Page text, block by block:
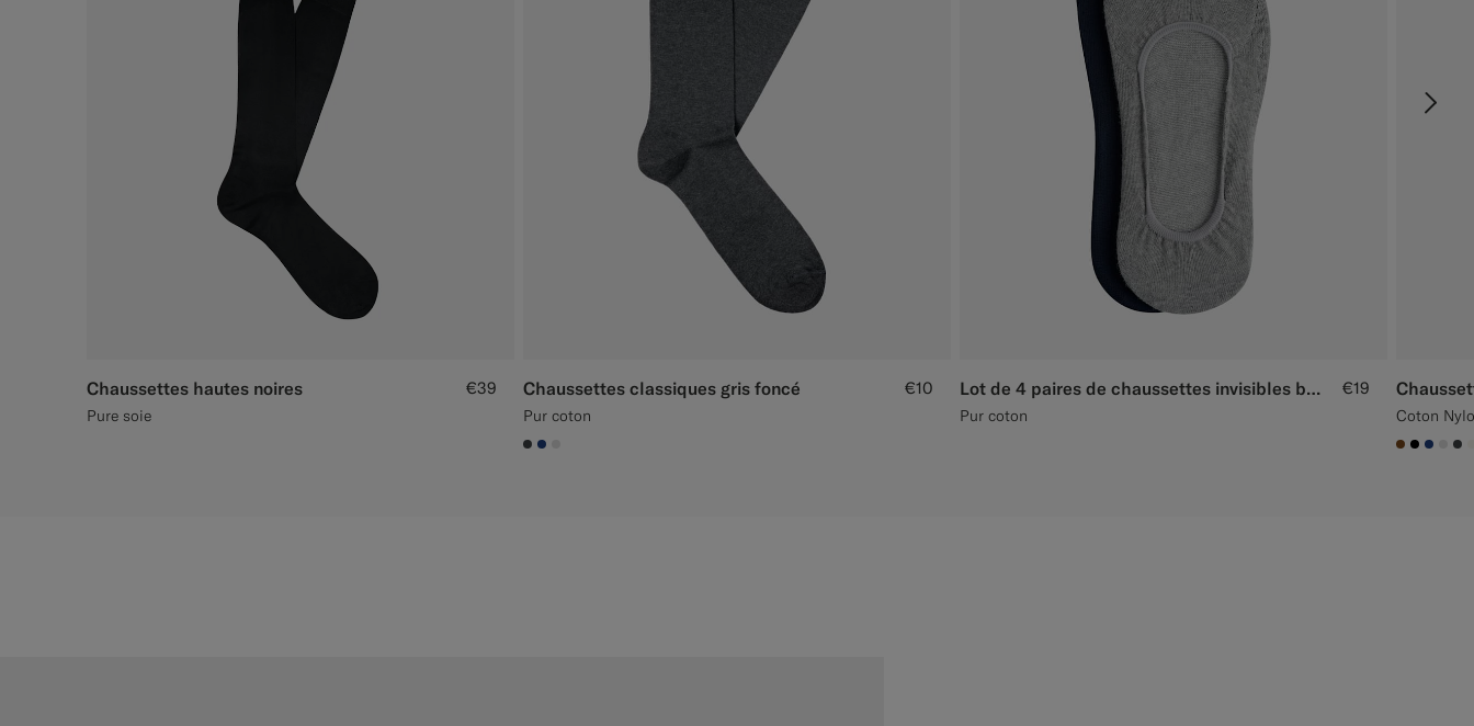
Chaussettes hautes noires
Pure soie
€39 Chaussettes classiques gris foncé
Pur coton
€10
#3d4043
#1C3D7A
Lot de 4 paires de chaussettes invisibles bleues et grises
Pur coton
€19
Coton
#76471B